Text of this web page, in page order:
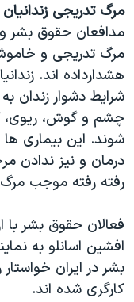
مرگ تدریجی
مدافعان حقوق بشر و
مرگ تدریجی و
هشدارداده اند.
شرایط دشوار زندان
چشم و گوش، ریوی،
شوند. این بیماری
درمان و نیز ندادن
رفته رفته موجب
فعالان حقوق بشر
افشین اسانلو به
بشر در ایران
کارگری شده اند.